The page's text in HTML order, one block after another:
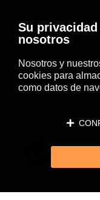
Su
nosotros
Nosotros y
cookies para
como datos de